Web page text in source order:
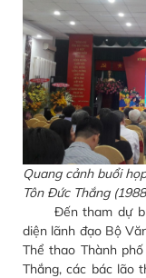
Quang cảnh buổi
Tôn Đức Thắng
Đến tham dự
diện lãnh đạo Bộ
Thể thao Thành
Thắng, các bác lão